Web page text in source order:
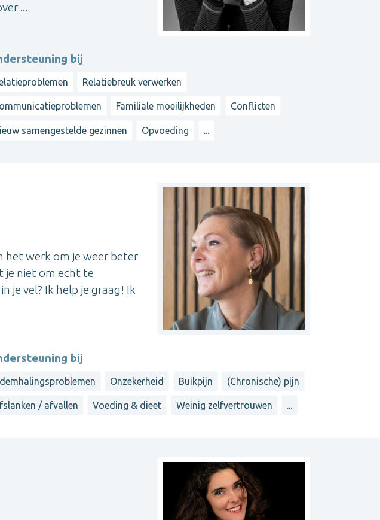
...
bij
Relatiebreuk verwerken
Familiale moeilijkheden Conflicten
samengestelde gezinnen Opvoeding ...
het werk om je weer beter
je niet om echt te
je vel? Ik help je graag! Ik
bij
Onzekerheid Buikpijn (Chronische) pijn
/ afvallen Voeding & dieet Weinig zelfvertrouwen ...